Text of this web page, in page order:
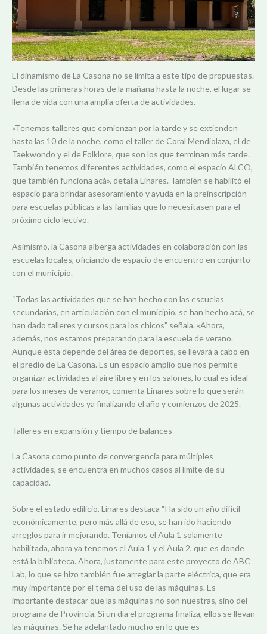
El dinamismo de La Casona no se limita a este tipo de propuestas.
Desde las primeras horas de la mañana hasta la noche, el lugar se
llena de vida con una amplia oferta de actividades.
«Tenemos talleres que comienzan por la tarde y se extienden
hasta las 10 de la noche, como el taller de Coral Mendiolaza, el de
Taekwondo y el de Folklore, que son los que terminan más tarde.
También tenemos diferentes actividades, como el espacio ALCO,
que también funciona acá», detalla Linares. También se habilitó el
espacio para brindar asesoramiento y ayuda en la preinscripción
para escuelas públicas a las familias que lo necesitasen para el
próximo ciclo lectivo.
Asimismo, la Casona alberga actividades en colaboración con las
escuelas locales, oficiando de espacio de encuentro en conjunto
con el municipio.
“Todas las actividades que se han hecho con las escuelas
secundarias, en articulación con el municipio, se han hecho acá, se
han dado talleres y cursos para los chicos” señala. «Ahora,
además, nos estamos preparando para la escuela de verano.
Aunque ésta depende del área de deportes, se llevará a cabo en
el predio de La Casona. Es un espacio amplio que nos permite
organizar actividades al aire libre y en los salones, lo cual es ideal
para los meses de verano», comenta Linares sobre lo que serán
algunas actividades ya finalizando el año y comienzos de 2025.
Talleres en expansión y tiempo de balances
La Casona como punto de convergencia para múltiples
actividades, se encuentra en muchos casos al límite de su
capacidad.
Sobre el estado edilicio, Linares destaca “Ha sido un año difícil
económicamente, pero más allá de eso, se han ido haciendo
arreglos para ir mejorando. Teníamos el Aula 1 solamente
habilitada, ahora ya tenemos el Aula 1 y el Aula 2, que es donde
está la biblioteca. Ahora, justamente para este proyecto de ABC
Lab, lo que se hizo también fue arreglar la parte eléctrica, que era
muy importante por el tema del uso de las máquinas. Es
importante destacar que las máquinas no son nuestras, sino del
programa de Provincia. Si un día el programa finaliza, ellos se llevan
las máquinas. Se ha adelantado mucho en lo que es